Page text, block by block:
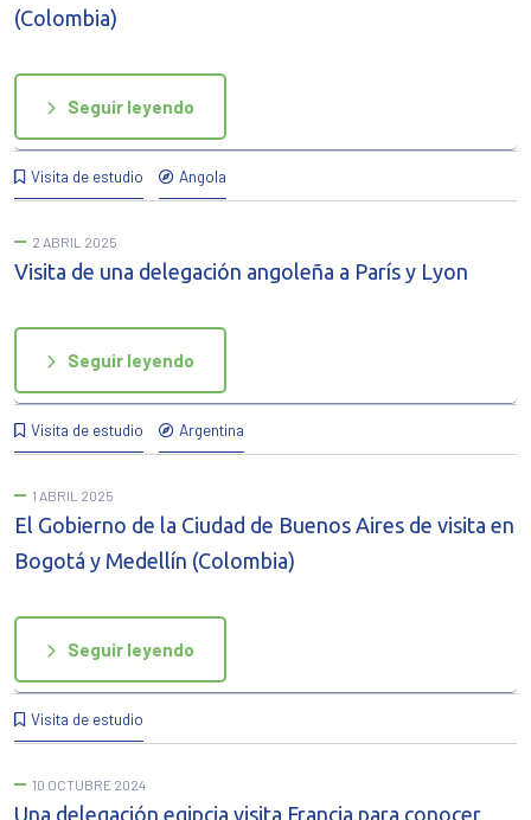
(Colombia)
Seguir leyendo
Visita de estudio Angola
2 ABRIL 2025
Visita de una delegación angoleña a París y Lyon
Seguir leyendo
Visita de estudio Argentina
1 ABRIL 2025
El Gobierno de la Ciudad de Buenos Aires de visita en
Bogotá y Medellín (Colombia)
Seguir leyendo
Visita de estudio
10 OCTUBRE 2024
Una delegación egipcia visita Francia para conocer